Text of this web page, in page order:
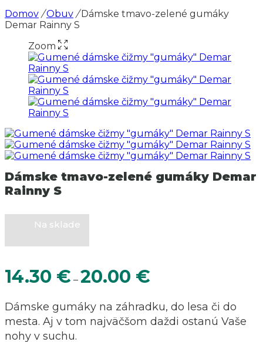
Domov / Obuv /Dámske tmavo-zelené gumáky
Demar Rainny S
Zoom
Dámske tmavo-zelené gumáky Demar
Rainny S
Na sklade
14.30 € – 20.00 €
through
20.00 €
Dámske gumáky na záhradku, do lesa či do
mesta. Aj v tom najväčšom daždi ostanú Vaše
nohy v suchu.